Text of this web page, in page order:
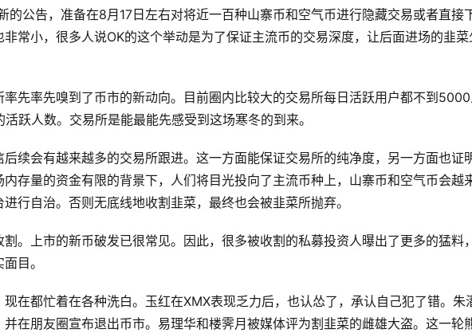
的公告，准备在8月17日左右对将近一百种山寨币和空气币进行隐藏交易或者直接
常小，很多人说OK的这个举动是为了保证主流币的交易深度，让后面进场的韭菜
先率先嗅到了币市的新动向。目前圈内比较大的交易所每日活跃用户都不到
跃人数。交易所是能最能先感受到这场寒冬的到来。
续会有越来越多的交易所跟进。这一方面能保证交易所的纯净度，另一方面也证
存量的资金有限的背景下，人们将目光投向了主流币种上，山寨币和空气币会越
行自治。否则无底线地收割韭菜，最终也会被韭菜所抛弃。
。上市的新币破发已很常见。因此，很多被收割的私募投资人曝出了更多的猛料
目。
在都忙着在各种洗白。玉红在XMX表现乏力后，也认怂了，承认自己犯了错。朱
在朋友圈宣布退出币市。易理华和楼霁月被媒体评为割韭菜的雌雄大盗。这一轮